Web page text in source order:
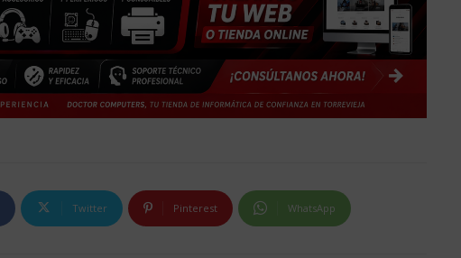
Twitter Pinterest WhatsApp